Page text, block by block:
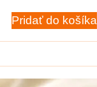
Pridať do košíka